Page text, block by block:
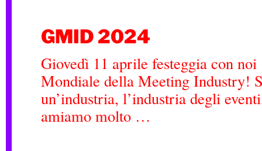
GMID 2024
Giovedì 11 aprile festeggia con
Mondiale della Meeting Industry!
un’industria, l’industria degli
amiamo molto …